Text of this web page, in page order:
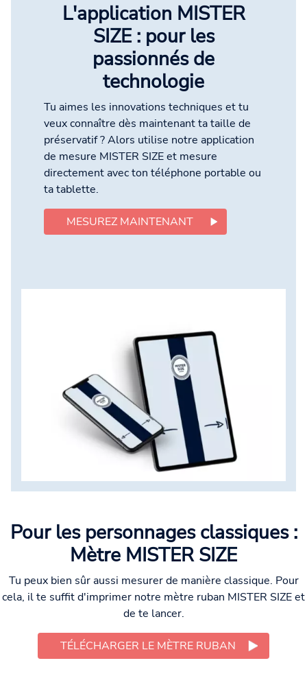
L'application MISTER
SIZE : pour les
passionnés de
technologie
Tu aimes les innovations techniques et tu
veux connaître dès maintenant ta taille de
préservatif ? Alors utilise notre application
de mesure MISTER SIZE et mesure
directement avec ton téléphone portable ou
ta tablette.
MESUREZ MAINTENANT
Pour les personnages classiques :
Mètre MISTER SIZE
Tu peux bien sûr aussi mesurer de manière classique. Pour
cela, il te suffit d'imprimer notre mètre ruban MISTER SIZE et
de te lancer.
TÉLÉCHARGER LE MÈTRE RUBAN